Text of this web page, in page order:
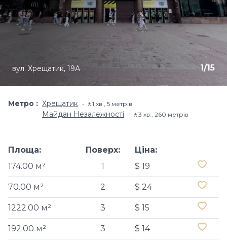
1/15
вул. Хрещатик, 19А
Метро Хрещатик 🚶1 хв​., 5 метрів
Майдан Незалежності 🚶3 хв​., 260 метрів
Площа:
174.00 м²
Поверх:
1
Ціна:
$ 19
70.00 м² 2 $ 24
1222.00 м² 3 $ 15
192.00 м² 3 $ 14